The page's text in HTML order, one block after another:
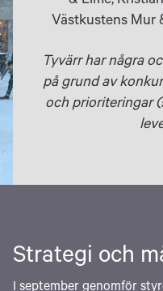
Västkustens Mur
Tyvärr har några
på grund av
och prioriteringar
Strategi och
I september genomför